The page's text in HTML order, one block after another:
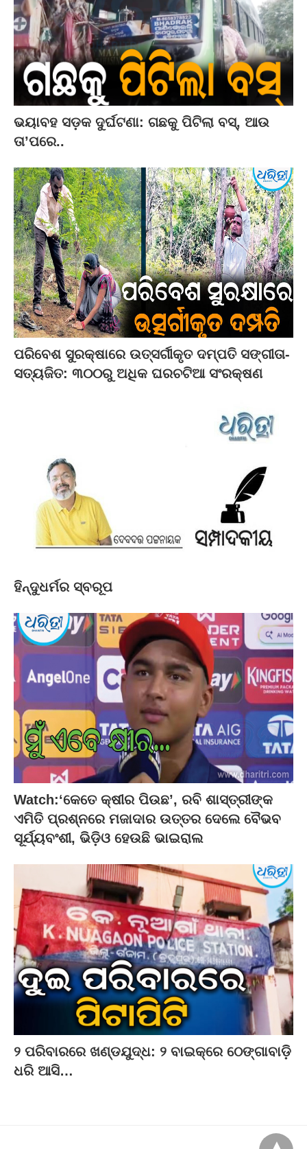
ଭୟାବହ ସଡ଼କ ଦୁର୍ଘଟଣା: ଗଛକୁ ପିଟିଲା ବସ୍‌, ଆଉ
ତା’ପରେ..
ପରିବେଶ ସୁରକ୍ଷାରେ ଉତ୍ସର୍ଗୀକୃତ ଦମ୍ପତି ସଙ୍ଗୀତା-
ସତ୍ୟଜିତ: ୩୦୦ରୁ ଅଧିକ ଘରଚଟିଆ ସଂରକ୍ଷଣ
ହିନ୍ଦୁଧର୍ମର ସ୍ବରୂପ
Watch:‘କେତେ କ୍ଷୀର ପିଉଛ’, ରବି ଶାସ୍ତ୍ରୀଙ୍କ
ଏମିତି ପ୍ରଶ୍ନରେ ମଜାଦାର ଉତ୍ତର ଦେଲେ ବୈଭବ
ସୂର୍ଯ୍ୟବଂଶୀ, ଭିଡ଼ିଓ ହେଉଛି ଭାଇରାଲ
୨ ପରିବାରରେ ଖଣ୍ଡଯୁଦ୍ଧ: ୨ ବାଇକ୍‌ରେ ଠେଙ୍ଗାବାଡ଼ି
ଧରି ଆସି…